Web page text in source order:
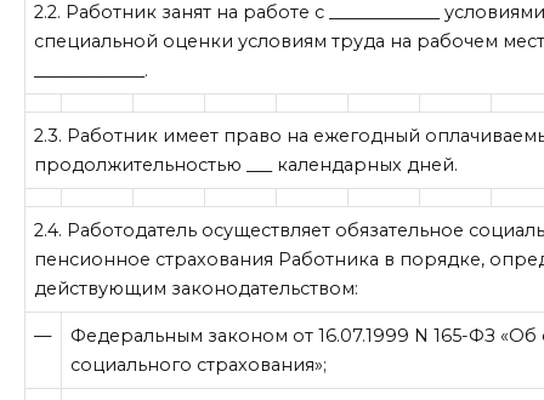
2.2. Работник занят на работе с _____________
специальной оценки условиям труда на рабочем
_____________.
2.3. Работник имеет право на ежегодный
продолжительностью ___ календарных дней.
2.4. Работодатель осуществляет обязательное
пенсионное страхования Работника в порядке,
действующим законодательством:
—
Федеральным законом от 16.07.1999 N 165-ФЗ «Об
социального страхования»;